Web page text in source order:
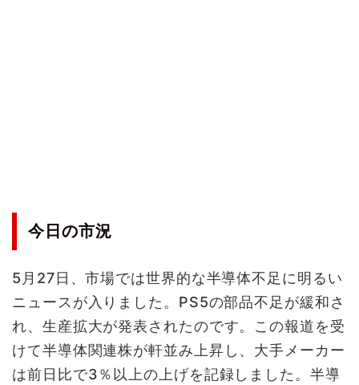
今日の市況
5月27日、市場では世界的な半導体不足に明るい
ニュースが入りました。PS5の部品不足が緩和さ
れ、生産拡大が発表されたのです。この報道を受
けて半導体関連株が軒並み上昇し、大手メーカー
は前日比で3％以上の上げを記録しました。半導